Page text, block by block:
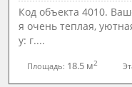
Код объекта 4010.
я очень теплая,
у: г....
Площадь: 18.5 м2